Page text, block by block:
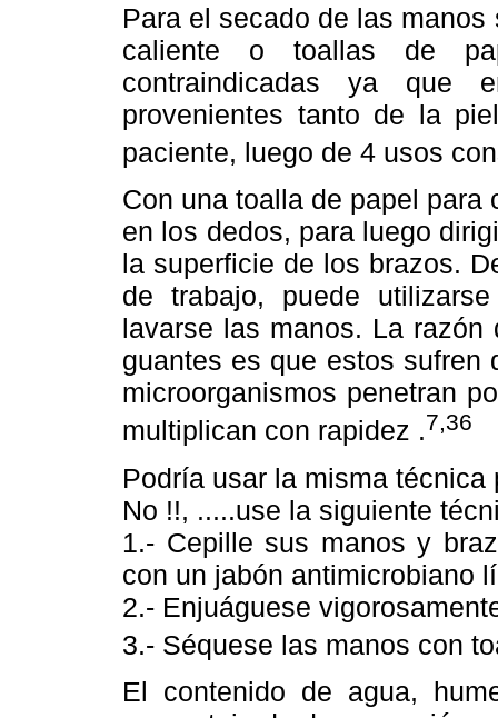
Para el secado de las
caliente o toallas de
contraindicadas ya que
provenientes tanto de la
paciente, luego de 4 usos
Con una toalla de papel para
en los dedos, para luego
la superficie de los brazos.
de trabajo, puede
lavarse las manos. La
guantes es que estos sufren
microorganismos penetran
multiplican con rapidez .7,36
Podría usar la misma
No !!, .....use la siguiente
1.- Cepille sus manos y
con un jabón antimicrobiano
2.- Enjuáguese
3.- Séquese las manos con
El contenido de agua,